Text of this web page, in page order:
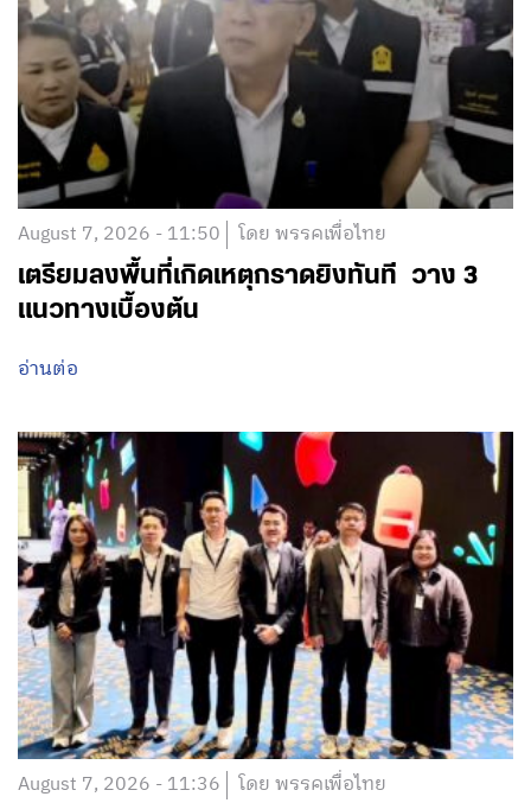
August 7, 2026 - 11:50 โดย พรรคเพื่อไทย
เตรียมลงพื้นที่เกิดเหตุกราดยิงทันที วาง 3
แนวทางเบื้องต้น
อ่านต่อ
August 7, 2026 - 11:36 โดย พรรคเพื่อไทย